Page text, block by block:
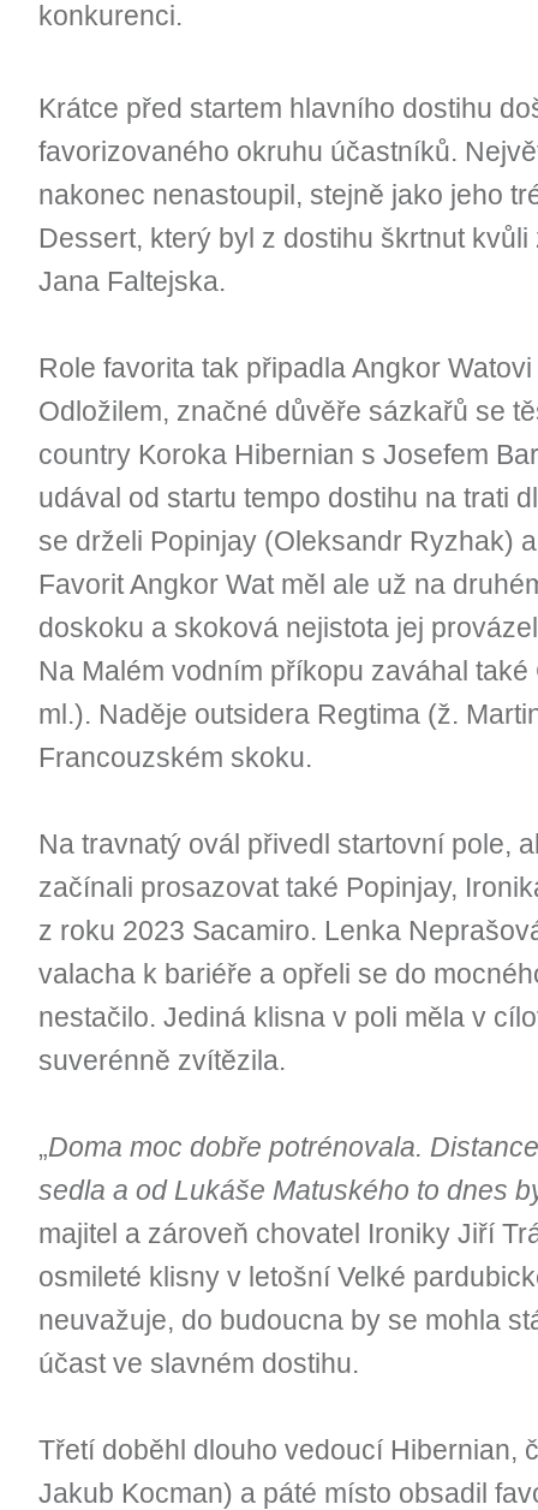
konkurenci.
Krátce před startem hlavního dostihu
favorizovaného okruhu účastníků.
nakonec nenastoupil, stejně jako jeho
Dessert, který byl z dostihu škrtnut
Jana Faltejska.
Role favorita tak připadla Angkor
Odložilem, značné důvěře sázkařů se
country Koroka Hibernian s Josefem
udával od startu tempo dostihu na trati
se drželi Popinjay (Oleksandr Ryzhak)
Favorit Angkor Wat měl ale už na
doskoku a skoková nejistota jej
Na Malém vodním příkopu zaváhal
ml.). Naděje outsidera Regtima (ž.
Francouzském skoku.
Na travnatý ovál přivedl startovní pole,
začínali prosazovat také Popinjay,
z roku 2023 Sacamiro. Lenka
valacha k bariéře a opřeli se do
nestačilo. Jediná klisna v poli měla v
suverénně zvítězila.
„Doma moc dobře potrénovala.
sedla a od Lukáše Matuského to dnes
majitel a zároveň chovatel Ironiky Jiří
osmileté klisny v letošní Velké
neuvažuje, do budoucna by se mohla
účast ve slavném dostihu.
Třetí doběhl dlouho vedoucí Hibernian,
Jakub Kocman) a páté místo obsadil